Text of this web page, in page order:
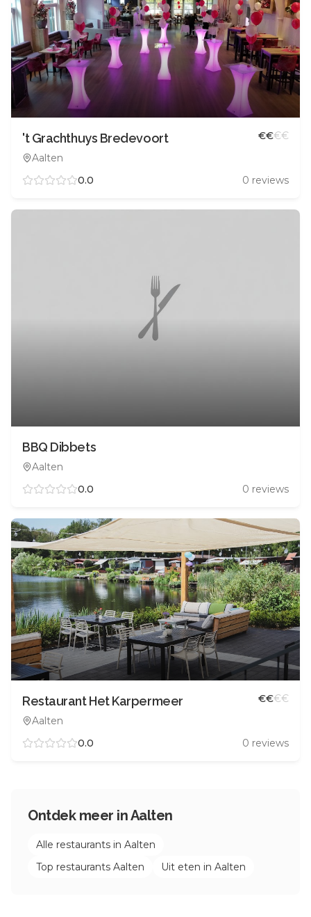
't Grachthuys Bredevoort
Aalten
€€€€
0.0 0 reviews
BBQ Dibbets
Aalten
0.0
0 reviews
Restaurant Het Karpermeer
Aalten
€€€€
0.0 0 reviews
Ontdek meer inAalten
Alle restaurants in Aalten
Top restaurants Aalten Uit eten in Aalten